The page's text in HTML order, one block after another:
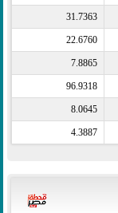
31.7363
22.6760
7.8865
96.9318
8.0645
4.3887